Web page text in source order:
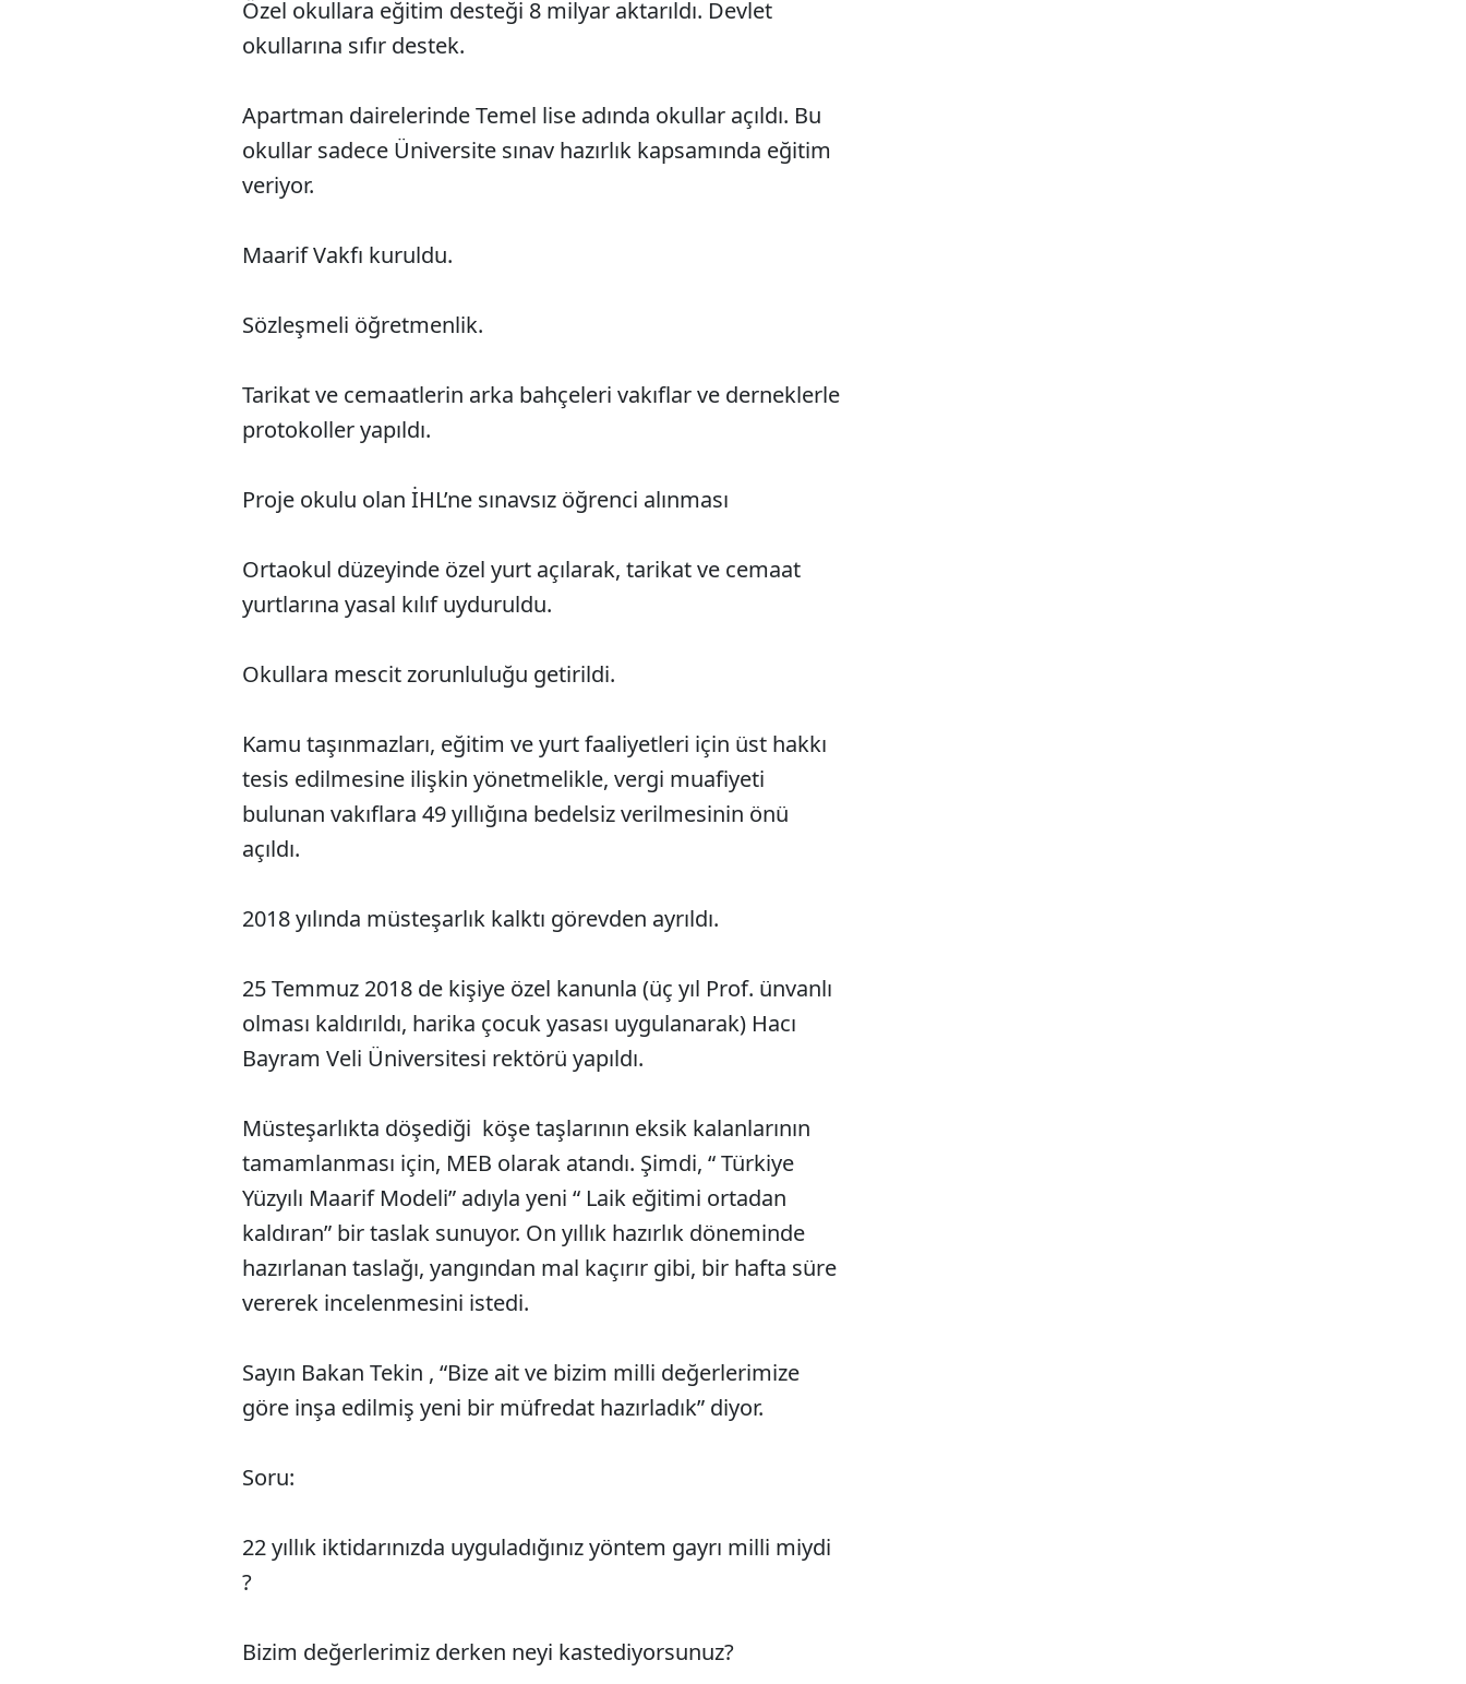
Özel okullara eğitim desteği 8 milyar aktarıldı. Devlet
okullarına sıfır destek.
Apartman dairelerinde Temel lise adında okullar açıldı. Bu
okullar sadece Üniversite sınav hazırlık kapsamında eğitim
veriyor.
Maarif Vakfı kuruldu.
Sözleşmeli öğretmenlik.
Tarikat ve cemaatlerin arka bahçeleri vakıflar ve derneklerle
protokoller yapıldı.
Proje okulu olan İHL’ne sınavsız öğrenci alınması
Ortaokul düzeyinde özel yurt açılarak, tarikat ve cemaat
yurtlarına yasal kılıf uyduruldu.
Okullara mescit zorunluluğu getirildi.
Kamu taşınmazları, eğitim ve yurt faaliyetleri için üst hakkı
tesis edilmesine ilişkin yönetmelikle, vergi muafiyeti
bulunan vakıflara 49 yıllığına bedelsiz verilmesinin önü
açıldı.
2018 yılında müsteşarlık kalktı görevden ayrıldı.
25 Temmuz 2018 de kişiye özel kanunla (üç yıl Prof. ünvanlı
olması kaldırıldı, harika çocuk yasası uygulanarak) Hacı
Bayram Veli Üniversitesi rektörü yapıldı.
Müsteşarlıkta döşediği köşe taşlarının eksik kalanlarının
tamamlanması için, MEB olarak atandı. Şimdi, “ Türkiye
Yüzyılı Maarif Modeli” adıyla yeni “ Laik eğitimi ortadan
kaldıran” bir taslak sunuyor. On yıllık hazırlık döneminde
hazırlanan taslağı, yangından mal kaçırır gibi, bir hafta süre
vererek incelenmesini istedi.
Sayın Bakan Tekin , “Bize ait ve bizim milli değerlerimize
göre inşa edilmiş yeni bir müfredat hazırladık” diyor.
Soru:
22 yıllık iktidarınızda uyguladığınız yöntem gayrı milli miydi
?
Bizim değerlerimiz derken neyi kastediyorsunuz?